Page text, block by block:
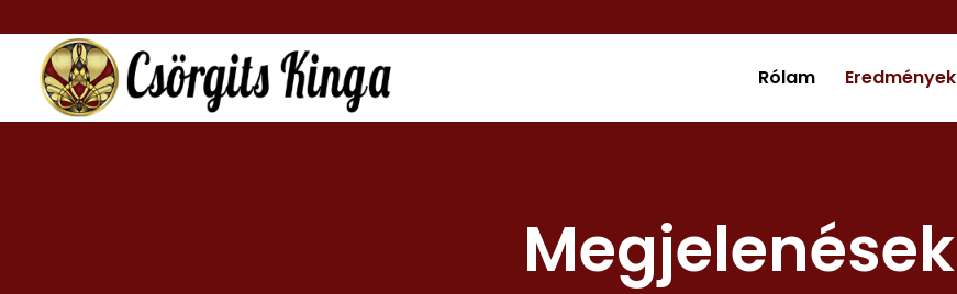
Rólam Eredmények
Megjelenések